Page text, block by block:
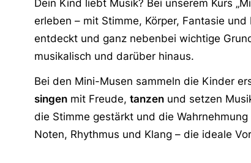
Dein Kind liebt Musik? Bei unserem Kurs
erleben – mit Stimme, Körper, Fantasie
entdeckt und ganz nebenbei wichtige
musikalisch und darüber hinaus.
Bei den Mini-Musen sammeln die Kinder
singen mit Freude, tanzen und setzen
die Stimme gestärkt und die
Noten, Rhythmus und Klang – die ideale